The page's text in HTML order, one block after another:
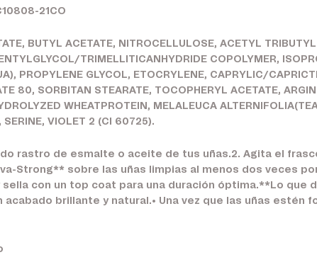
21CO
BUTYL ACETATE, NITROCELLULOSE, ACETYL
TRIMELLITICANHYDRIDE COPOLYMER,
PROPYLENE GLYCOL, ETOCRYLENE, CAPRYLIC/
80, SORBITAN STEARATE, TOCOPHERYL ACETATE,
WHEATPROTEIN, MELALEUCA
SERINE, VIOLET 2 (Cl 60725).
rastro de esmalte o aceite de tus uñas.2. Agita el
Strong** sobre las uñas limpias al menos dos veces
sella con un top coat para una duración óptima.**Lo
acabado brillante y natural.• Una vez que las uñas